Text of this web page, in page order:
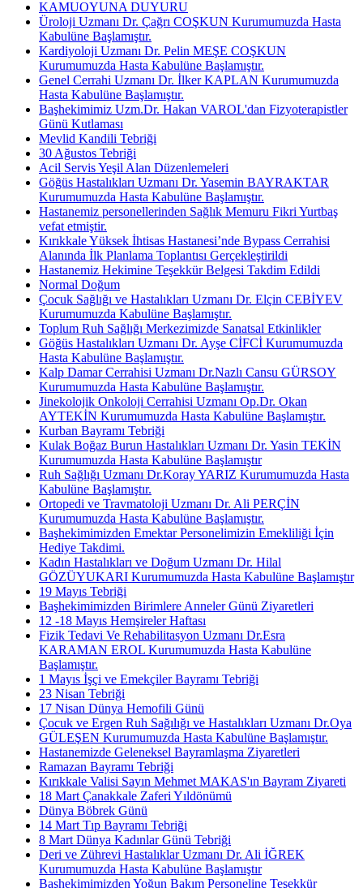
KAMUOYUNA DUYURU
Üroloji Uzmanı Dr. Çağrı COŞKUN Kurumumuzda Hasta
Kabulüne Başlamıştır.
Kardiyoloji Uzmanı Dr. Pelin MEŞE COŞKUN
Kurumumuzda Hasta Kabulüne Başlamıştır.
Genel Cerrahi Uzmanı Dr. İlker KAPLAN Kurumumuzda
Hasta Kabulüne Başlamıştır.
Başhekimimiz Uzm.Dr. Hakan VAROL'dan Fizyoterapistler
Günü Kutlaması
Mevlid Kandili Tebriği
30 Ağustos Tebriği
Acil Servis Yeşil Alan Düzenlemeleri
Göğüs Hastalıkları Uzmanı Dr. Yasemin BAYRAKTAR
Kurumumuzda Hasta Kabulüne Başlamıştır.
Hastanemiz personellerinden Sağlık Memuru Fikri Yurtbaş
vefat etmiştir.
Kırıkkale Yüksek İhtisas Hastanesi’nde Bypass Cerrahisi
Alanında İlk Planlama Toplantısı Gerçekleştirildi
Hastanemiz Hekimine Teşekkür Belgesi Takdim Edildi
Normal Doğum
Çocuk Sağlığı ve Hastalıkları Uzmanı Dr. Elçin CEBİYEV
Kurumumuzda Kabulüne Başlamıştır.
Toplum Ruh Sağlığı Merkezimizde Sanatsal Etkinlikler
Göğüs Hastalıkları Uzmanı Dr. Ayşe CİFCİ Kurumumuzda
Hasta Kabulüne Başlamıştır.
Kalp Damar Cerrahisi Uzmanı Dr.Nazlı Cansu GÜRSOY
Kurumumuzda Hasta Kabulüne Başlamıştır.
Jinekolojik Onkoloji Cerrahisi Uzmanı Op.Dr. Okan
AYTEKİN Kurumumuzda Hasta Kabulüne Başlamıştır.
Kurban Bayramı Tebriği
Kulak Boğaz Burun Hastalıkları Uzmanı Dr. Yasin TEKİN
Kurumumuzda Hasta Kabulüne Başlamıştır
Ruh Sağlığı Uzmanı Dr.Koray YARIZ Kurumumuzda Hasta
Kabulüne Başlamıştır.
Ortopedi ve Travmatoloji Uzmanı Dr. Ali PERÇİN
Kurumumuzda Hasta Kabulüne Başlamıştır.
Başhekimimizden Emektar Personelimizin Emekliliği İçin
Hediye Takdimi.
Kadın Hastalıkları ve Doğum Uzmanı Dr. Hilal
GÖZÜYUKARI Kurumumuzda Hasta Kabulüne Başlamıştır
19 Mayıs Tebriği
Başhekimimizden Birimlere Anneler Günü Ziyaretleri
12 -18 Mayıs Hemşireler Haftası
Fizik Tedavi Ve Rehabilitasyon Uzmanı Dr.Esra
KARAMAN EROL Kurumumuzda Hasta Kabulüne
Başlamıştır.
1 Mayıs İşçi ve Emekçiler Bayramı Tebriği
23 Nisan Tebriği
17 Nisan Dünya Hemofili Günü
Çocuk ve Ergen Ruh Sağılığı ve Hastalıkları Uzmanı Dr.Oya
GÜLEŞEN Kurumumuzda Hasta Kabulüne Başlamıştır.
Hastanemizde Geleneksel Bayramlaşma Ziyaretleri
Ramazan Bayramı Tebriği
Kırıkkale Valisi Sayın Mehmet MAKAS'ın Bayram Ziyareti
18 Mart Çanakkale Zaferi Yıldönümü
Dünya Böbrek Günü
14 Mart Tıp Bayramı Tebriği
8 Mart Dünya Kadınlar Günü Tebriği
Deri ve Zührevi Hastalıklar Uzmanı Dr. Ali İĞREK
Kurumumuzda Hasta Kabulüne Başlamıştır
Başhekimimizden Yoğun Bakım Personeline Teşekkür